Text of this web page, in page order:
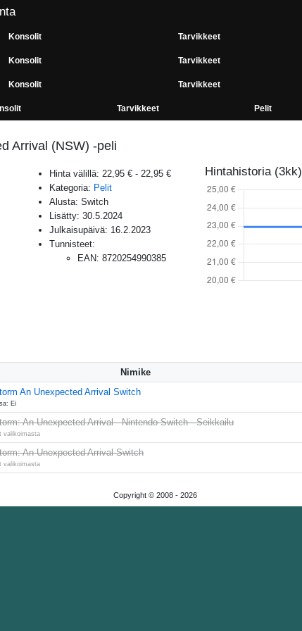
Konsolit Tarvikkeet
Konsolit Tarvikkeet
Konsolit Tarvikkeet
Tarvikkeet Pelit
Arrival (NSW) -peli
Hinta välillä: 22,95 € - 22,95 €
Kategoria: Pelit
Alusta: Switch
Lisätty: 30.5.2024
Julkaisupäivä: 16.2.2023
Tunnisteet:
EAN: 8720254990385
Hintahistoria (3kk)
Nimike
An Unexpected Arrival Switch
Ei
An Unexpected Arrival - Nintendo Switch - Seikkailu
valikoimasta
An Unexpected Arrival Switch
valikoimasta
Copyright © 2008 - 2026